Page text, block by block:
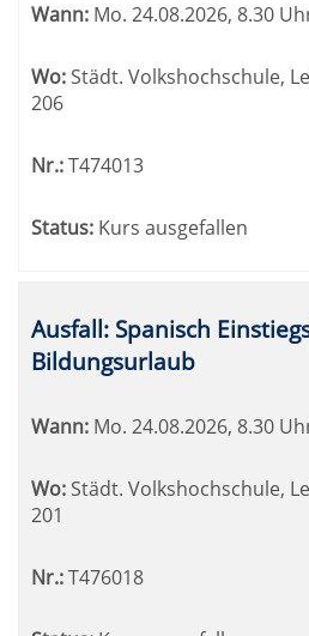
Wann: Mo. 24.08.2026, 8.30
Wo:Städt. Volkshochschule,
206
Nr.:T474013
Status: Kurs ausgefallen
Ausfall: Spanisch
Bildungsurlaub
Wann: Mo. 24.08.2026, 8.30
Wo: Städt. Volkshochschule,
201
Nr.:T476018